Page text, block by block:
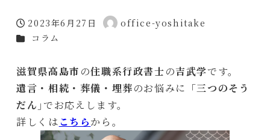
投稿日
2023年6月27日
著
office-yoshitake
カテゴリー
コラム
滋賀県高島市 の住職系行政書士の吉武学です。
遺言・相続・葬儀・埋葬のお悩みに「三つのそう
だん ｣でお応えします。
詳しくは こちらから。